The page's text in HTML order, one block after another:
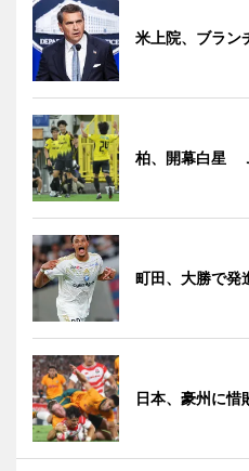
米上院、ブラン
柏、開幕白星
町田、大勝で
日本、豪州に